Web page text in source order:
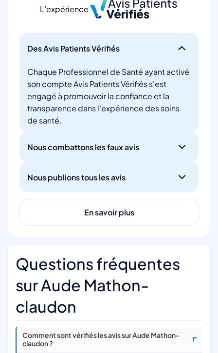
L’expérience
Des Avis Patients Vérifiés
Chaque Professionnel de Santé ayant activé
son compte Avis Patients Vérifiés s'est
engagé à promouvoir la confiance et la
transparence dans l'expérience des soins
de santé.
Nous combattons les faux avis
Nous publions tous les avis
En savoir plus
Questions fréquentes
sur Aude Mathon-
claudon
Comment sont vérifiés les avis sur Aude Mathon-
claudon ?